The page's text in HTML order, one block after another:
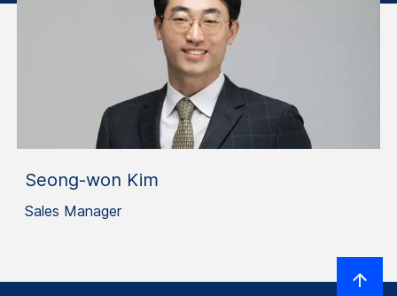
Seong-won Kim
Sales Manager